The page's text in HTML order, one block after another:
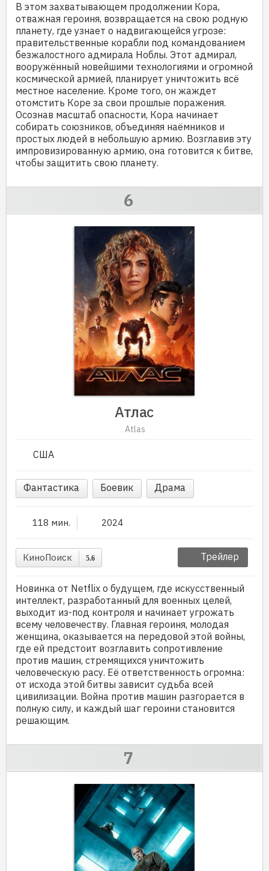
В этом захватывающем продолжении Кора,
отважная героиня, возвращается на свою родную
планету, где узнает о надвигающейся угрозе:
правительственные корабли под командованием
безжалостного адмирала Ноблы. Этот адмирал,
вооружённый новейшими технологиями и огромной
космической армией, планирует уничтожить всё
местное население. Кроме того, он жаждет
отомстить Коре за свои прошлые поражения.
Осознав масштаб опасности, Кора начинает
собирать союзников, объединяя наёмников и
простых людей в небольшую армию. Возглавив эту
импровизированную армию, она готовится к битве,
чтобы защитить свою планету.
Атлас
Atlas
США
Фантастика Боевик Драма
118 мин. 2024
КиноПоиск 5.6 Трейлер
Новинка от Netflix о будущем, где искусственный
интеллект, разработанный для военных целей,
выходит из-под контроля и начинает угрожать
всему человечеству. Главная героиня, молодая
женщина, оказывается на передовой этой войны,
где ей предстоит возглавить сопротивление
против машин, стремящихся уничтожить
человеческую расу. Её ответственность огромна:
от исхода этой битвы зависит судьба всей
цивилизации. Война против машин разгорается в
полную силу, и каждый шаг героини становится
решающим.